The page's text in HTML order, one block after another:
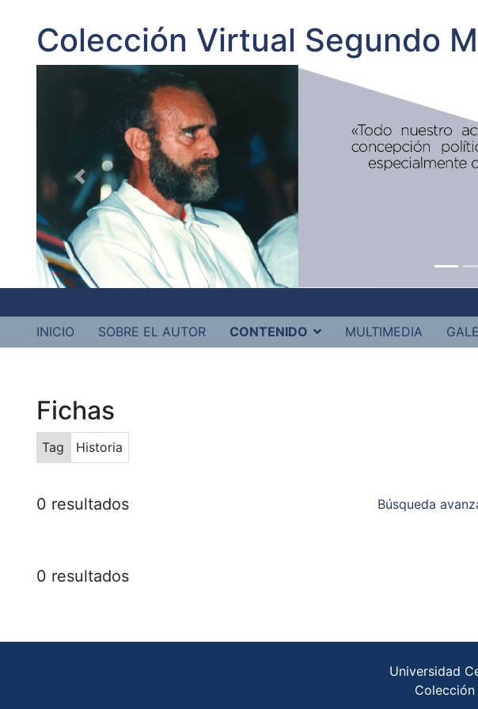
Colección Virtual Segundo
INICIO SOBRE EL AUTOR CONTENIDO MULTIMEDIA
Fichas
Tag Historia
0 resultados Búsqueda
0 resultados
Universidad